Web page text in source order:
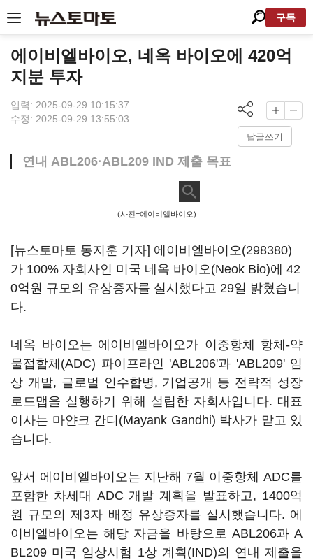
구독
에이비엘바이오, 네옥 바이오에 420억
지분 투자
입력: 2025-09-29 10:15:37
수정: 2025-09-29 13:55:03
답글쓰기
연내 ABL206·ABL209 IND 제출 목표
(사진=에이비엘바이오)
[뉴스토마토 동지훈 기자] 에이비엘바이오(298380)
가 100% 자회사인 미국 네옥 바이오(Neok Bio)에 42
0억원 규모의 유상증자를 실시했다고 29일 밝혔습니
다.
네옥 바이오는 에이비엘바이오가 이중항체 항체-약
물접합체(ADC) 파이프라인 'ABL206'과 'ABL209' 임
상 개발, 글로벌 인수합병, 기업공개 등 전략적 성장
로드맵을 실행하기 위해 설립한 자회사입니다. 대표
이사는 마얀크 간디(Mayank Gandhi) 박사가 맡고 있
습니다.
앞서 에이비엘바이오는 지난해 7월 이중항체 ADC를
포함한 차세대 ADC 개발 계획을 발표하고, 1400억
원 규모의 제3자 배정 유상증자를 실시했습니다. 에
이비엘바이오는 해당 자금을 바탕으로 ABL206과 A
BL209 미국 임상시험 1상 계획(IND)의 연내 제출을